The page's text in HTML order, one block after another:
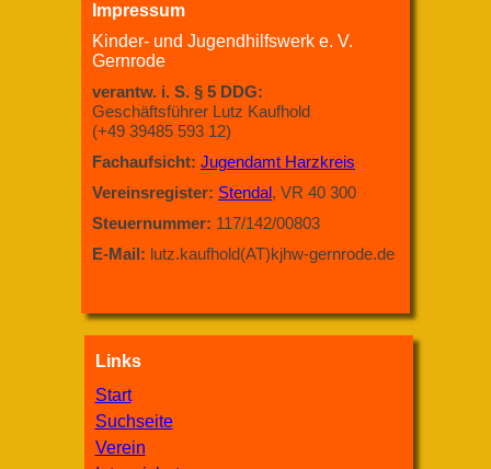
Impressum
Kinder- und Jugendhilfswerk e. V.
Gernrode
verantw. i. S. § 5 DDG:
Geschäftsführer Lutz Kaufhold
(+49 39485 593 12)
Fachaufsicht: Jugendamt Harzkreis
Vereinsregister: Stendal, VR 40 300
Steuernummer: 117/142/00803
E-Mail: lutz.kaufhold(AT)kjhw-gernrode.de
Links
Start
Suchseite
Verein